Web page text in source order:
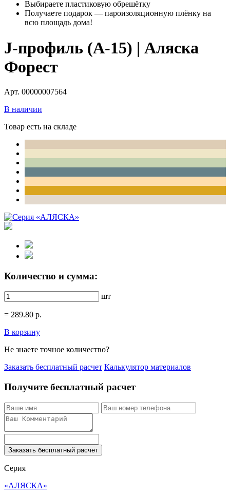
Выбираете пластиковую обрешётку
Получаете подарок — пароизоляционную плёнку на
всю площадь дома!
J-профиль (А-15) | Аляска
Форест
Арт. 00000007564
В наличии
Товар есть на складе
Количество и сумма:
шт
= 289.80 р.
В корзину
Не знаете точное количество?
Заказать бесплатный расчет Калькулятор материалов
Получите бесплатный расчет
Заказать бесплатный расчет
Серия
«АЛЯСКА»